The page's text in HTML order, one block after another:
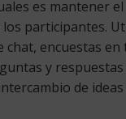
es mantener
participantes.
chat, encuestas
y
de